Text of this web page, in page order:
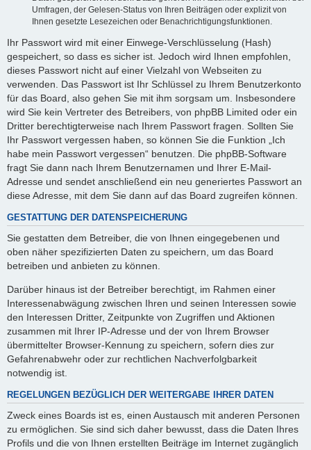
Umfragen, der Gelesen-Status von Ihren Beiträgen oder explizit von
Ihnen gesetzte Lesezeichen oder Benachrichtigungsfunktionen.
Ihr Passwort wird mit einer Einwege-Verschlüsselung (Hash)
gespeichert, so dass es sicher ist. Jedoch wird Ihnen empfohlen,
dieses Passwort nicht auf einer Vielzahl von Webseiten zu
verwenden. Das Passwort ist Ihr Schlüssel zu Ihrem Benutzerkonto
für das Board, also gehen Sie mit ihm sorgsam um. Insbesondere
wird Sie kein Vertreter des Betreibers, von phpBB Limited oder ein
Dritter berechtigterweise nach Ihrem Passwort fragen. Sollten Sie
Ihr Passwort vergessen haben, so können Sie die Funktion „Ich
habe mein Passwort vergessen“ benutzen. Die phpBB-Software
fragt Sie dann nach Ihrem Benutzernamen und Ihrer E-Mail-
Adresse und sendet anschließend ein neu generiertes Passwort an
diese Adresse, mit dem Sie dann auf das Board zugreifen können.
GESTATTUNG DER DATENSPEICHERUNG
Sie gestatten dem Betreiber, die von Ihnen eingegebenen und
oben näher spezifizierten Daten zu speichern, um das Board
betreiben und anbieten zu können.
Darüber hinaus ist der Betreiber berechtigt, im Rahmen einer
Interessenabwägung zwischen Ihren und seinen Interessen sowie
den Interessen Dritter, Zeitpunkte von Zugriffen und Aktionen
zusammen mit Ihrer IP-Adresse und der von Ihrem Browser
übermittelter Browser-Kennung zu speichern, sofern dies zur
Gefahrenabwehr oder zur rechtlichen Nachverfolgbarkeit
notwendig ist.
REGELUNGEN BEZÜGLICH DER WEITERGABE IHRER DATEN
Zweck eines Boards ist es, einen Austausch mit anderen Personen
zu ermöglichen. Sie sind sich daher bewusst, dass die Daten Ihres
Profils und die von Ihnen erstellten Beiträge im Internet zugänglich